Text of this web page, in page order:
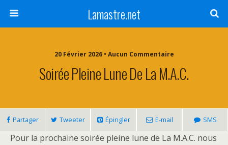
Lamastre.net
20 Février 2026 • Aucun Commentaire
Soirée Pleine Lune De La M.A.C.
Partager Tweeter Épingler E-mail SMS
Pour la prochaine soirée pleine lune de La M.A.C. nous